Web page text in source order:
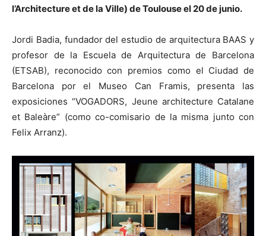
l’Architecture et de la Ville) de Toulouse el 20 de junio.
Jordi Badia, fundador del estudio de arquitectura BAAS y
profesor de la Escuela de Arquitectura de Barcelona
(ETSAB), reconocido con premios como el Ciudad de
Barcelona por el Museo Can Framis, presenta las
exposiciones “VOGADORS, Jeune architecture Catalane
et Baleàre” (como co-comisario de la misma junto con
Felix Arranz).